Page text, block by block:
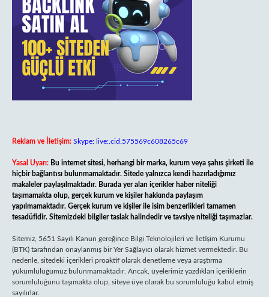
Reklam ve İletişim: Skype: live:.cid.575569c608265c69
Yasal Uyarı: Bu internet sitesi, herhangi bir marka, kurum veya şahıs şirketi ile
hiçbir bağlantısı bulunmamaktadır. Sitede yalnızca kendi hazırladığımız
makaleler paylaşılmaktadır. Burada yer alan içerikler haber niteliği
taşımamakta olup, gerçek kurum ve kişiler hakkında paylaşım
yapılmamaktadır. Gerçek kurum ve kişiler ile isim benzerlikleri tamamen
tesadüfidir. Sitemizdeki bilgiler taslak halindedir ve tavsiye niteliği taşımazlar.
Sitemiz, 5651 Sayılı Kanun gereğince Bilgi Teknolojileri ve İletişim Kurumu
(BTK) tarafından onaylanmış bir Yer Sağlayıcı olarak hizmet vermektedir. Bu
nedenle, sitedeki içerikleri proaktif olarak denetleme veya araştırma
yükümlülüğümüz bulunmamaktadır. Ancak, üyelerimiz yazdıkları içeriklerin
sorumluluğunu taşımakta olup, siteye üye olarak bu sorumluluğu kabul etmiş
sayılırlar.